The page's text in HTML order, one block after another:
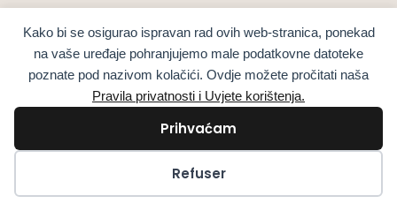
Kako bi se osigurao ispravan rad ovih web-stranica, ponekad
na vaše uređaje pohranjujemo male podatkovne datoteke
poznate pod nazivom kolačići. Ovdje možete pročitati naša
Pravila privatnosti i Uvjete korištenja.
Prihvaćam
Refuser
Remèdes naturels miraculeux Partie 1 LIVRE
IMPRIMÉ
38,00€ sa PDV
Choix des options